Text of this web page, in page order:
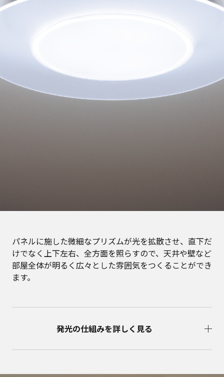
パネルに施した微細なプリズムが光を拡散させ、直下だ
けでなく上下左右、全方面を照らすので、天井や壁など
部屋全体が明るく広々とした雰囲気をつくることができ
ます。
発光の仕組みを詳しく見る